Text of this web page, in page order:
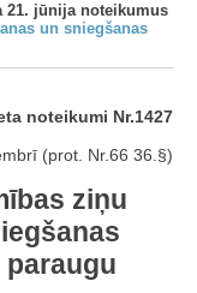
21. jūnija noteikumus
un sniegšanas
noteikumi Nr.1427
(prot. Nr.66 36.§)
ziņu